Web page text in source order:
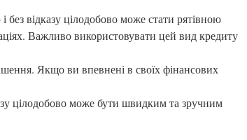
відказу цілодобово може стати рятівною
Важливо використовувати цей вид кредиту
Якщо ви впевнені в своїх фінансових
цілодобово може бути швидким та зручним